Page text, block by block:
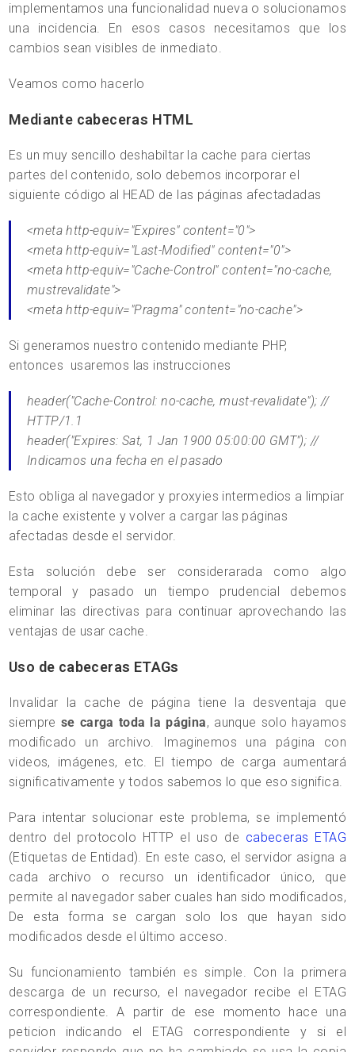
implementamos una funcionalidad nueva o solucionamos
una incidencia. En esos casos necesitamos que los
cambios sean visibles de inmediato.
Veamos como hacerlo
Mediante cabeceras HTML
Es un muy sencillo deshabiltar la cache para ciertas
partes del contenido, solo debemos incorporar el
siguiente código al HEAD de las páginas afectadadas
<meta http-equiv="Expires" content="0">
<meta http-equiv="Last-Modified" content="0">
<meta http-equiv="Cache-Control" content="no-cache,
mustrevalidate">
<meta http-equiv="Pragma" content="no-cache">
Si generamos nuestro contenido mediante PHP,
entonces usaremos las instrucciones
header("Cache-Control: no-cache, must-revalidate"); //
HTTP/1.1
header("Expires: Sat, 1 Jan 1900 05:00:00 GMT"); //
Indicamos una fecha en el pasado
Esto obliga al navegador y proxyies intermedios a limpiar
la cache existente y volver a cargar las páginas
afectadas desde el servidor.
Esta solución debe ser considerarada como algo
temporal y pasado un tiempo prudencial debemos
eliminar las directivas para continuar aprovechando las
ventajas de usar cache.
Uso de cabeceras ETAGs
Invalidar la cache de página tiene la desventaja que
siempre se carga toda la página, aunque solo hayamos
modificado un archivo. Imaginemos una página con
videos, imágenes, etc. El tiempo de carga aumentará
significativamente y todos sabemos lo que eso significa.
Para intentar solucionar este problema, se implementó
dentro del protocolo HTTP el uso de cabeceras ETAG
(Etiquetas de Entidad). En este caso, el servidor asigna a
cada archivo o recurso un identificador único, que
permite al navegador saber cuales han sido modificados,
De esta forma se cargan solo los que hayan sido
modificados desde el último acceso.
Su funcionamiento también es simple. Con la primera
descarga de un recurso, el navegador recibe el ETAG
correspondiente. A partir de ese momento hace una
peticion indicando el ETAG correspondiente y si el